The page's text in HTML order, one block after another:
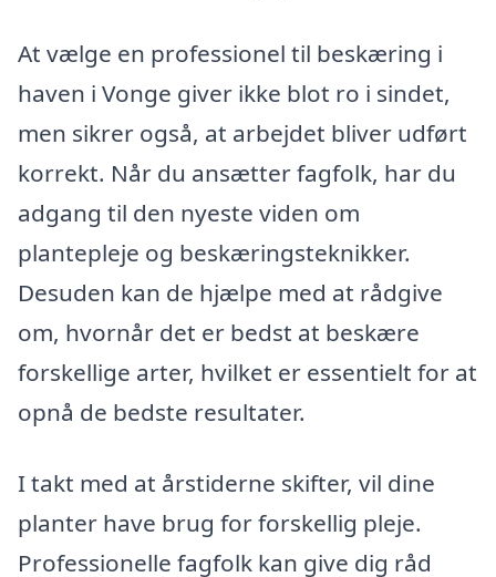
At vælge en professionel til beskæring i
haven i Vonge giver ikke blot ro i sindet,
men sikrer også, at arbejdet bliver udført
korrekt. Når du ansætter fagfolk, har du
adgang til den nyeste viden om
plantepleje og beskæringsteknikker.
Desuden kan de hjælpe med at rådgive
om, hvornår det er bedst at beskære
forskellige arter, hvilket er essentielt for at
opnå de bedste resultater.
I takt med at årstiderne skifter, vil dine
planter have brug for forskellig pleje.
Professionelle fagfolk kan give dig råd